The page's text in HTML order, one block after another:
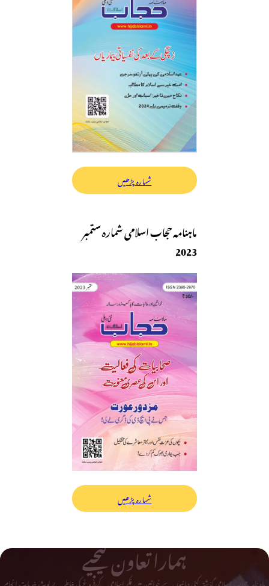
شمارہ پڑھیں
ماہنامہ حجاب اسلامی شمارہ ستمبر
2023
شمارہ پڑھیں
ہمارا تعاون کیجیے
ماہ نامہ حجاب اسلامی گذشتہ کئی دہائیوں سے خواتین میں فکر اسلامی کے فروغ کی خاطر بے لوث خدمات انجام